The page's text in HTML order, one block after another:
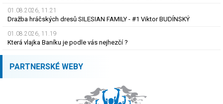
01.08.2026, 11.21
Dražba hráčských dresů SILESIAN FAMILY - #1 Viktor BUDÍNSKÝ
01.08.2026, 11.19
Která vlajka Baníku je podle vás nejhezčí ?
PARTNERSKÉ WEBY